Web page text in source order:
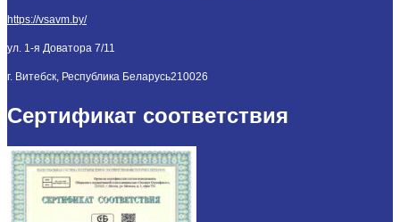
https://vsavm.by/
ул. 1-я Доватора 7/11
г. Витебск, Республика Беларусь210026
Сертификат соответствия